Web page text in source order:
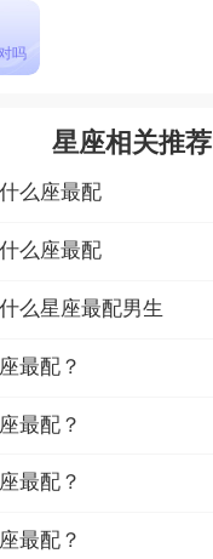
吗
星座相关推荐
么座最配
么座最配
么星座最配男生
最配？
最配？
最配？
最配？